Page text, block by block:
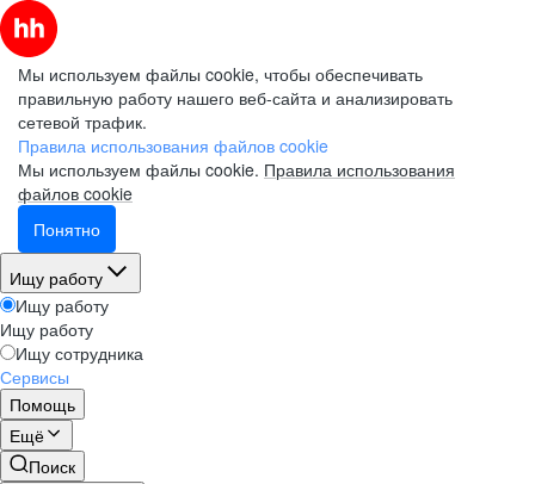
Мы используем файлы cookie, чтобы обеспечивать
правильную работу нашего веб-сайта и анализировать
сетевой трафик.
Правила использования файлов cookie
Мы используем файлы cookie. Правила использования
файлов cookie
Понятно
Ищу работу
Ищу работу
Ищу работу
Ищу сотрудника
Сервисы
Помощь
Ещё
Поиск